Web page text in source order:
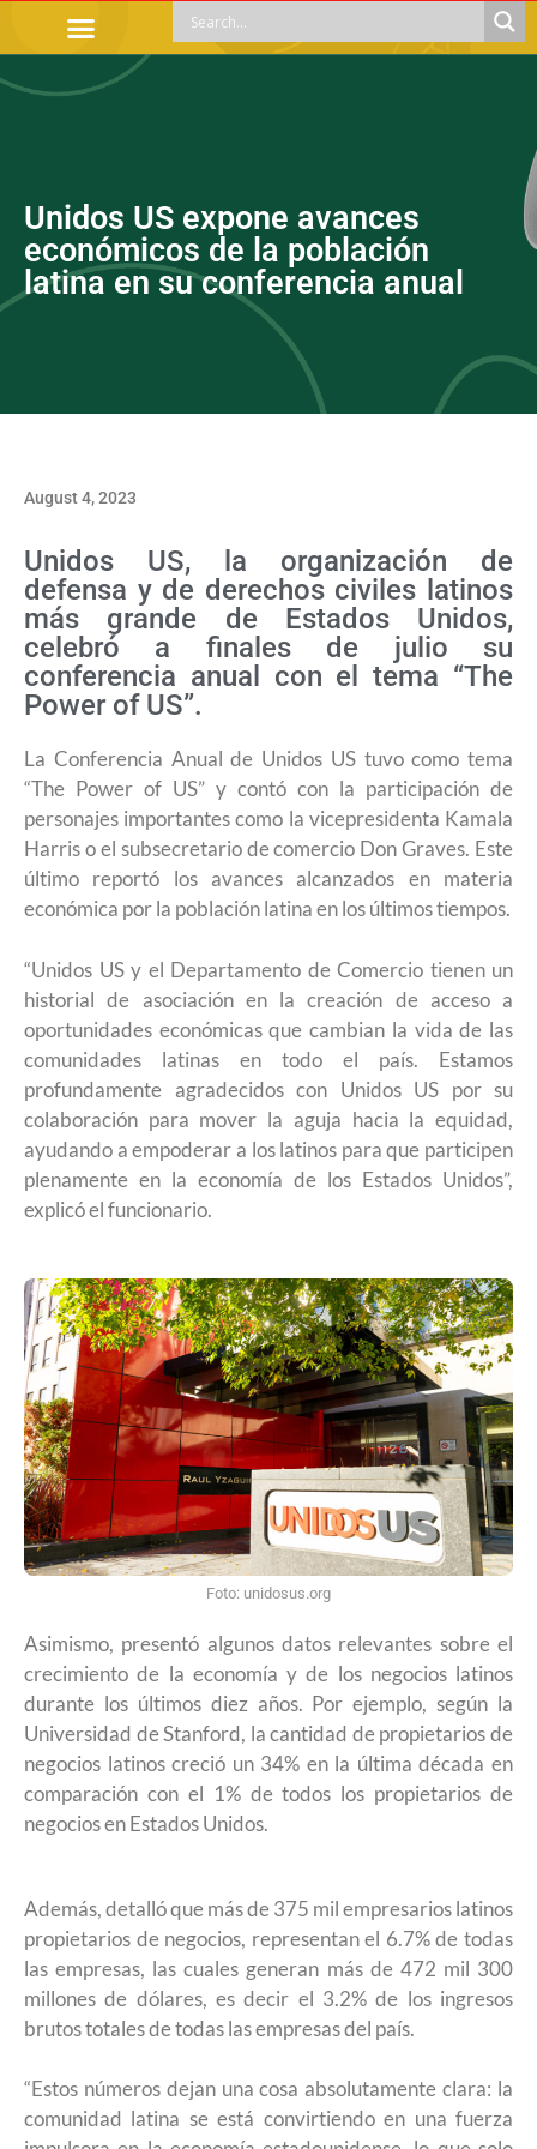
Unidos US expone avances
económicos de la población
latina en su conferencia anual
August 4, 2023
Unidos US, la organización de
defensa y de derechos civiles latinos
más grande de Estados Unidos,
celebró a finales de julio su
conferencia anual con el tema “The
Power of US”.
La Conferencia Anual de Unidos US tuvo como tema
“The Power of US” y contó con la participación de
personajes importantes como la vicepresidenta Kamala
Harris o el subsecretario de comercio Don Graves. Este
último reportó los avances alcanzados en materia
económica por la población latina en los últimos tiempos.
“Unidos US y el Departamento de Comercio tienen un
historial de asociación en la creación de acceso a
oportunidades económicas que cambian la vida de las
comunidades latinas en todo el país. Estamos
profundamente agradecidos con Unidos US por su
colaboración para mover la aguja hacia la equidad,
ayudando a empoderar a los latinos para que participen
plenamente en la economía de los Estados Unidos”,
explicó el funcionario.
Foto: unidosus.org
Asimismo, presentó algunos datos relevantes sobre el
crecimiento de la economía y de los negocios latinos
durante los últimos diez años. Por ejemplo, según la
Universidad de Stanford, la cantidad de propietarios de
negocios latinos creció un 34% en la última década en
comparación con el 1% de todos los propietarios de
negocios en Estados Unidos.
Además, detalló que más de 375 mil empresarios latinos
propietarios de negocios, representan el 6.7% de todas
las empresas, las cuales generan más de 472 mil 300
millones de dólares, es decir el 3.2% de los ingresos
brutos totales de todas las empresas del país.
“Estos números dejan una cosa absolutamente clara: la
comunidad latina se está convirtiendo en una fuerza